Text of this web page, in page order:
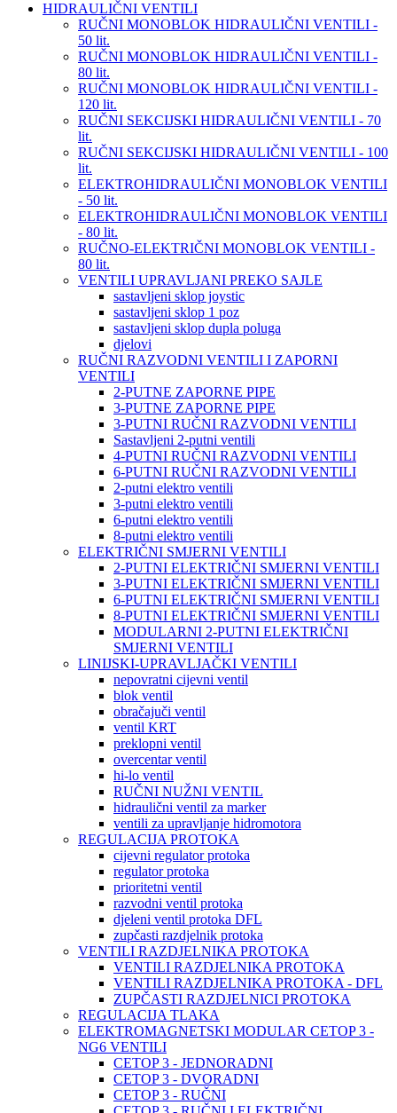
HIDRAULIČNI VENTILI
RUČNI MONOBLOK HIDRAULIČNI VENTILI -
50 lit.
RUČNI MONOBLOK HIDRAULIČNI VENTILI -
80 lit.
RUČNI MONOBLOK HIDRAULIČNI VENTILI -
120 lit.
RUČNI SEKCIJSKI HIDRAULIČNI VENTILI - 70
lit.
RUČNI SEKCIJSKI HIDRAULIČNI VENTILI - 100
lit.
ELEKTROHIDRAULIČNI MONOBLOK VENTILI
- 50 lit.
ELEKTROHIDRAULIČNI MONOBLOK VENTILI
- 80 lit.
RUČNO-ELEKTRIČNI MONOBLOK VENTILI -
80 lit.
VENTILI UPRAVLJANI PREKO SAJLE
sastavljeni sklop joystic
sastavljeni sklop 1 poz
sastavljeni sklop dupla poluga
djelovi
RUČNI RAZVODNI VENTILI I ZAPORNI
VENTILI
2-PUTNE ZAPORNE PIPE
3-PUTNE ZAPORNE PIPE
3-PUTNI RUČNI RAZVODNI VENTILI
Sastavljeni 2-putni ventili
4-PUTNI RUČNI RAZVODNI VENTILI
6-PUTNI RUČNI RAZVODNI VENTILI
2-putni elektro ventili
3-putni elektro ventili
6-putni elektro ventili
8-putni elektro ventili
ELEKTRIČNI SMJERNI VENTILI
2-PUTNI ELEKTRIČNI SMJERNI VENTILI
3-PUTNI ELEKTRIČNI SMJERNI VENTILI
6-PUTNI ELEKTRIČNI SMJERNI VENTILI
8-PUTNI ELEKTRIČNI SMJERNI VENTILI
MODULARNI 2-PUTNI ELEKTRIČNI
SMJERNI VENTILI
LINIJSKI-UPRAVLJAČKI VENTILI
nepovratni cijevni ventil
blok ventil
obračajuči ventil
ventil KRT
preklopni ventil
overcentar ventil
hi-lo ventil
RUČNI NUŽNI VENTIL
hidraulični ventil za marker
ventili za upravljanje hidromotora
REGULACIJA PROTOKA
cijevni regulator protoka
regulator protoka
prioritetni ventil
razvodni ventil protoka
djeleni ventil protoka DFL
zupčasti razdjelnik protoka
VENTILI RAZDJELNIKA PROTOKA
VENTILI RAZDJELNIKA PROTOKA
VENTILI RAZDJELNIKA PROTOKA - DFL
ZUPČASTI RAZDJELNICI PROTOKA
REGULACIJA TLAKA
ELEKTROMAGNETSKI MODULAR CETOP 3 -
NG6 VENTILI
CETOP 3 - JEDNORADNI
CETOP 3 - DVORADNI
CETOP 3 - RUČNI